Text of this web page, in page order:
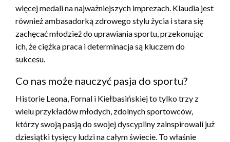
więcej medali na najważniejszych imprezach. Klaudia jest
również ambasadorką zdrowego stylu życia i stara się
zachęcać młodzież do uprawiania sportu, przekonując
ich, że ciężka praca i determinacja są kluczem do
sukcesu.
Co nas może nauczyć pasja do sportu?
Historie Leona, Fornal i Kiełbasińskiej to tylko trzy z
wielu przykładów młodych, zdolnych sportowców,
którzy swoją pasją do swojej dyscypliny zainspirowali już
dziesiątki tysięcy ludzi na całym świecie. To właśnie